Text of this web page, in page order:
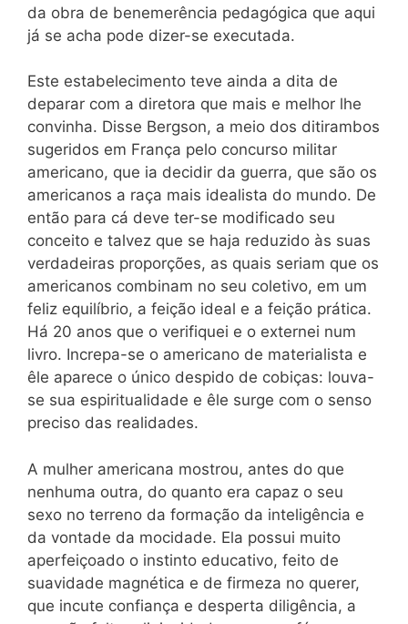
da obra de benemerência pedagógica que aqui
já se acha pode dizer-se executada.
Este estabelecimento teve ainda a dita de
deparar com a diretora que mais e melhor lhe
convinha. Disse Bergson, a meio dos ditirambos
sugeridos em França pelo concurso militar
americano, que ia decidir da guerra, que são os
americanos a raça mais idealista do mundo. De
então para cá deve ter-se modificado seu
conceito e talvez que se haja reduzido às suas
verdadeiras proporções, as quais seriam que os
americanos combinam no seu coletivo, em um
feliz equilíbrio, a feição ideal e a feição prática.
Há 20 anos que o verifiquei e o externei num
livro. Increpa-se o americano de materialista e
êle aparece o único despido de cobiças: louva-
se sua espiritualidade e êle surge com o senso
preciso das realidades.
A mulher americana mostrou, antes do que
nenhuma outra, do quanto era capaz o seu
sexo no terreno da formação da inteligência e
da vontade da mocidade. Ela possui muito
aperfeiçoado o instinto educativo, feito de
suavidade magnética e de firmeza no querer,
que incute confiança e desperta diligência, a